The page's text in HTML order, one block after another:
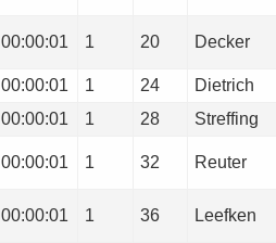
00:00:01 1 20 Decker
00:00:01 1 24
Dietrich
00:00:01 1 28 Streffing
00:00:01 1 32 Reuter
00:00:01 1 36 Leefken